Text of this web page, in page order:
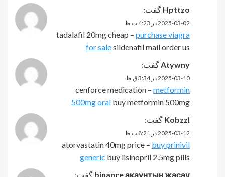
Hpttzo گفت:
2025-03-02 در 4:23 ب.ظ
tadalafil 20mg cheap – purchase viagra
for salesildenafil mail order us
Atywnyگفت:
2025-03-10 در 3:34 ق.ظ
cenforce medication – metformin
500mg oral buy metformin 500mg
Kobzzl گفت:
2025-03-12 در 8:21 ب.ظ
atorvastatin 40mg price – buy prinivil
generic buy lisinopril 2.5mg pills
binance акаунтын жасау گفت: